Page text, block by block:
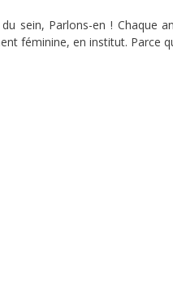
sein, Parlons-en ! Chaque
féminine, en institut. Parce